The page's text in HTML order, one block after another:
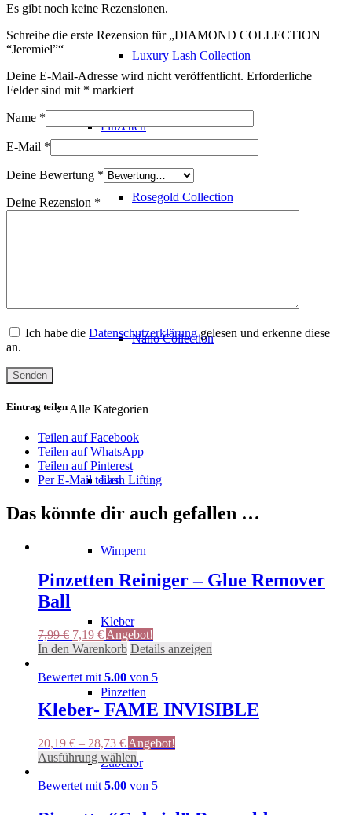
Luxury Lash Collection
Pinzetten
Rosegold Collection
Nano Collection
Alle Kategorien
Lash Lifting
Wimpern
Kleber
Pinzetten
Zubehör
Es gibt noch keine Rezensionen.
Schreibe die erste Rezension für „DIAMOND COLLECTION
“Jeremiel”“
Deine E-Mail-Adresse wird nicht veröffentlicht. Erforderliche
Felder sind mit * markiert
Name *
E-Mail *
Deine Bewertung *
Deine Rezension *
Ich habe die Datenschutzerklärunggelesen und erkenne diese
an.
Eintrag teilen
Teilen auf Facebook
Teilen auf WhatsApp
Teilen auf Pinterest
Per E-Mail teilen
Das könnte dir auch gefallen …
Pinzetten Reiniger – Glue Remover
Ball
7,99€ Ursprünglicher
Preis
7,99 €
7,19 €Aktueller
Preis
7,19 €.
Angebot!
In den Warenkorb Details anzeigen
Bewertet mit 5.00 von 5
Kleber- FAME INVISIBLE
20,19 € – 28,73 € Angebot!
Ausführung wählenDieses
Produkt
weist
Bewertet mit 5.00 von 5